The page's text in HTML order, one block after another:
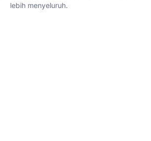
lebih menyeluruh.